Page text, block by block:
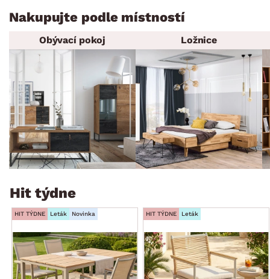
Nakupujte podle místností
Obývací pokoj Ložnice
Hit týdne
HIT TÝDNE Leták Novinka HIT TÝDNE Leták